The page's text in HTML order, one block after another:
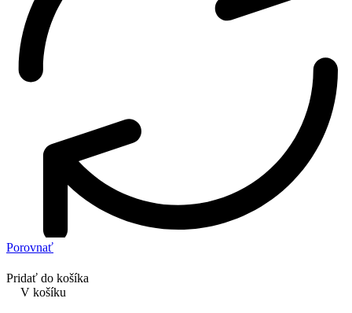
Porovnať
Pridať do košíka
V košíku